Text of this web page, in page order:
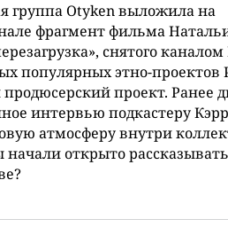
группа Otyken выложила на
фрагмент фильма
снятого каналом
популярных этно-проектов
проект. Ранее
интервью подкастеру
атмосферу внутри
открыто